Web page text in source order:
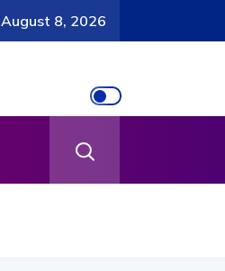
August 8, 2026